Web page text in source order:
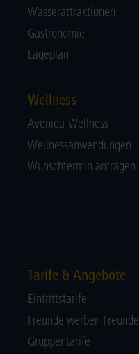
Wasserattraktionen
Gastronomie
Lageplan
Wellness
Avenida-Wellness
Wellnessanwendungen
Wunschtermin anfragen
Tarife & Angebote
Eintrittstarife
Freunde werben Freunde
Gruppentarife